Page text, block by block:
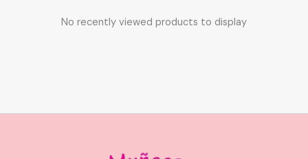
No recently viewed products to display